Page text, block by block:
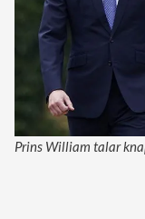
Prins William talar